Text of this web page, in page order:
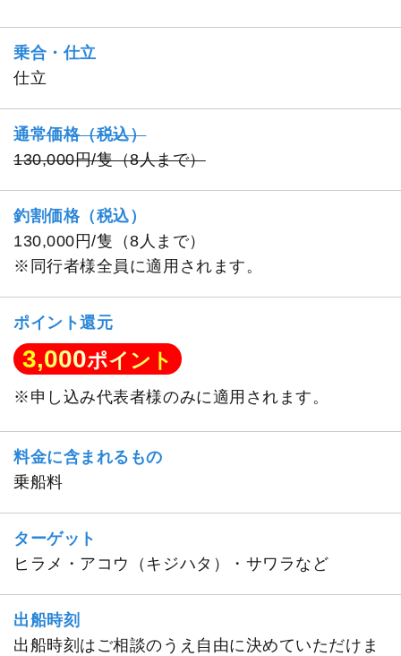
乗合・仕立
仕立
通常価格（税込）
130,000円/隻（8人まで）
釣割価格（税込）
130,000円/隻（8人まで）
※同行者様全員に適用されます。
ポイント還元
3,000ポイント
※申し込み代表者様のみに適用されます。
料金に含まれるもの
乗船料
ターゲット
ヒラメ・アコウ（キジハタ）・サワラなど
出船時刻
出船時刻はご相談のうえ自由に決めていただけま